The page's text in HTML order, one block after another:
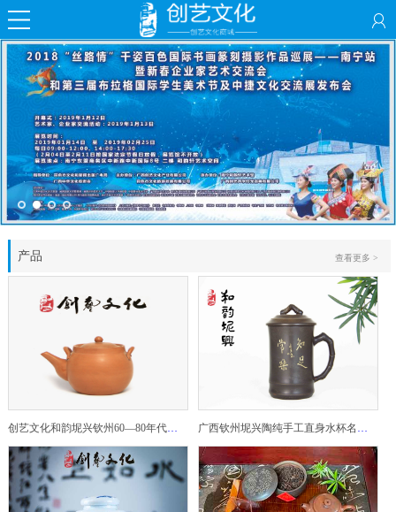
产品 查看更多 >
创艺文化和韵坭兴钦州60—80年代坭兴陶老壶——玉奎壶 广西钦州坭兴陶纯手工直身水杯名家陶瓷大师紫砂建水紫陶